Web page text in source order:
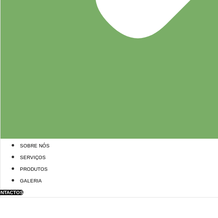
SOBRE NÓS
SERVIÇOS
PRODUTOS
GALERIA